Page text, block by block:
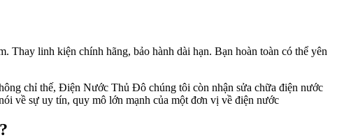
linh kiện chính hãng, bảo hành dài hạn. Bạn hoàn toàn có thể yên
chỉ thế, Điện Nước Thủ Đô chúng tôi còn nhận sửa chữa điện nước
về sự uy tín, quy mô lớn mạnh của một đơn vị về điện nước